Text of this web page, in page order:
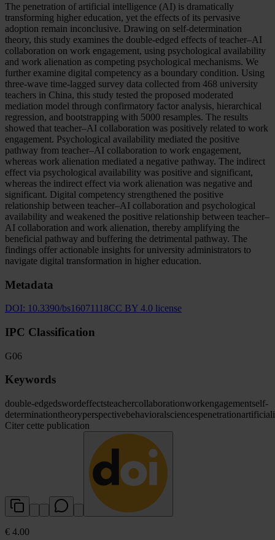
The penetration of artificial intelligence (AI) is dramatically
transforming higher education, yet the effects of its pervasive
adoption remain inconclusive. Drawing on self-determination
theory, this study examines the double-edged effects of teacher–AI
collaboration on work engagement, using psychological availability
and work alienation as competing psychological mechanisms. We
further examine digital competency as a boundary condition. Using
three-wave time-lagged survey data collected from 468 university
teachers in China, this study tested the proposed moderated
mediation model through confirmatory factor analysis, hierarchical
regression, and bootstrapping with 5000 resamples. The results
showed that teacher–AI collaboration was positively related to work
engagement. Psychological availability mediated the positive
pathway from teacher–AI collaboration to work engagement,
whereas work alienation mediated a negative pathway. The indirect
effect via psychological availability was positive and significant,
whereas the indirect effect via work alienation was negative and
significant. Digital competency strengthened the positive
relationship between teacher–AI collaboration and psychological
availability and weakened the positive relationship between teacher–
AI collaboration and work alienation, thereby amplifying the
beneficial pathway and buffering the detrimental pathway. The
findings offer actionable insights for university administrators to
navigate digital transformation in higher education.
Metadata
DOI: 10.3390/bs16071118CC BY 4.0 license
IPC Classification
G06
Keywords
double-edgedswordeffectsteachercollaborationworkengagementself-
determinationtheoryperspectivebehavioralsciencespenetrationartificial
Citer cette publication
€ 4.00